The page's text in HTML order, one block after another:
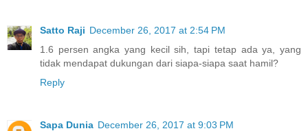
Satto Raji December 26, 2017 at 2:54 PM
1.6 persen angka yang kecil sih, tapi tetap ada ya, yang
tidak mendapat dukungan dari siapa-siapa saat hamil?
Reply
Sapa Dunia December 26, 2017 at 9:03 PM